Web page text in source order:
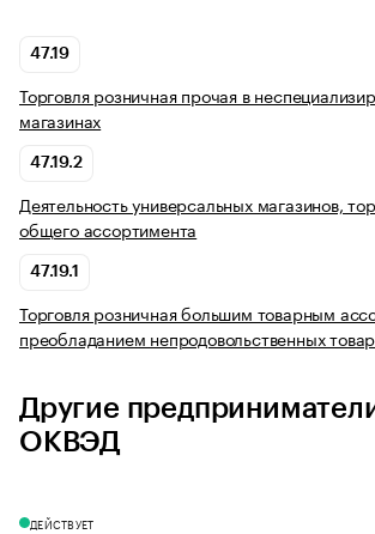
47.19
Торговля розничная прочая в
магазинах
47.19.2
Деятельность универсальных магазинов,
общего ассортимента
47.19.1
Торговля розничная большим товарным
преобладанием непродовольственных
Другие
ОКВЭД
ДЕЙСТВУЕТ